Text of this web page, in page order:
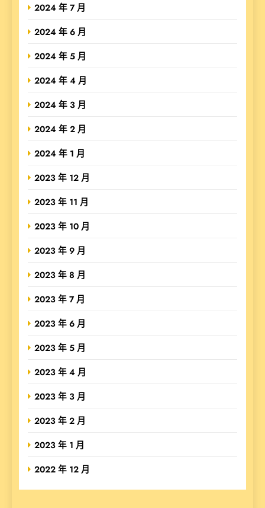
2024 年 7 月
2024 年 6 月
2024 年 5 月
2024 年 4 月
2024 年 3 月
2024 年 2 月
2024 年 1 月
2023 年 12 月
2023 年 11 月
2023 年 10 月
2023 年 9 月
2023 年 8 月
2023 年 7 月
2023 年 6 月
2023 年 5 月
2023 年 4 月
2023 年 3 月
2023 年 2 月
2023 年 1 月
2022 年 12 月